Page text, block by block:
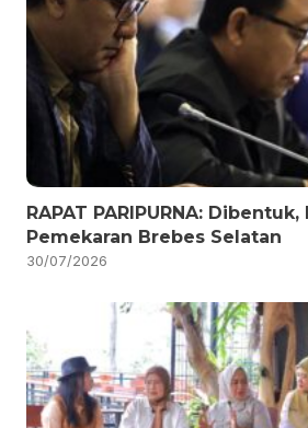
RAPAT PARIPURNA: Dibentuk,
Pemekaran Brebes Selatan
30/07/2026